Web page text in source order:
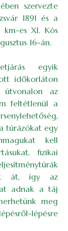
szervezte
1891 és a
es XI. Kós
16-án.
egyik
időkorláton
az
feltétlenül a
túrázókategy
kell
fizikai
át, így az
adnak a táj
meg
lépésre